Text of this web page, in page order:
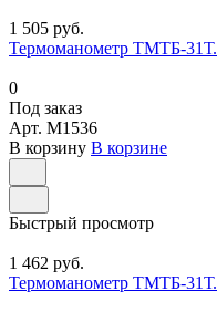
1 505 руб.
Термоманометр ТМТБ-
0
Под заказ
Арт. M1536
В корзину В корзине
Быстрый просмотр
1 462 руб.
Термоманометр ТМТБ-